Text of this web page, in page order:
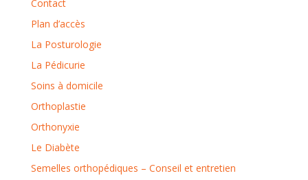
Contact
Plan d’accès
La Posturologie
La Pédicurie
Soins à domicile
Orthoplastie
Orthonyxie
Le Diabète
Semelles orthopédiques – Conseil et entretien